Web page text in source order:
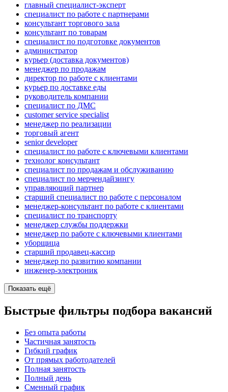
главный специалист-эксперт
специалист по работе с партнерами
консультант торгового зала
консультант по товарам
специалист по подготовке документов
администратор
курьер (доставка документов)
менеджер по продажам
директор по работе с клиентами
курьер по доставке еды
руководитель компании
специалист по ДМС
customer service specialist
менеджер по реализации
торговый агент
senior developer
специалист по работе с ключевыми клиентами
технолог консультант
специалист по продажам и обслуживанию
специалист по мерчендайзингу
управляющий партнер
старший специалист по работе с персоналом
менеджер-консультант по работе с клиентами
специалист по транспорту
менеджер службы поддержки
менеджер по работе с ключевыми клиентами
уборщица
старший продавец-кассир
менеджер по развитию компании
инженер-электроник
Показать ещё
Быстрые фильтры подбора вакансий
Без опыта работы
Частичная занятость
Гибкий график
От прямых работодателей
Полная занятость
Полный день
Сменный график